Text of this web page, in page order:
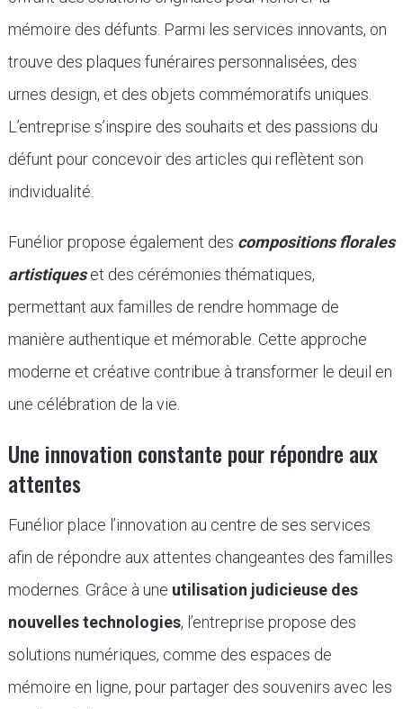
mémoire des défunts. Parmi les services innovants, on
trouve des plaques funéraires personnalisées, des
urnes design, et des objets commémoratifs uniques.
L’entreprise s’inspire des souhaits et des passions du
défunt pour concevoir des articles qui reflètent son
individualité.
Funélior propose également des compositions florales
artistiqueset des cérémonies thématiques,
permettant aux familles de rendre hommage de
manière authentique et mémorable. Cette approche
moderne et créative contribue à transformer le deuil en
une célébration de la vie.
Une innovation constante pour répondre aux
attentes
Funélior place l’innovation au centre de ses services
afin de répondre aux attentes changeantes des familles
modernes. Grâce à une utilisation judicieuse des
nouvelles technologies, l’entreprise propose des
solutions numériques, comme des espaces de
mémoire en ligne, pour partager des souvenirs avec les